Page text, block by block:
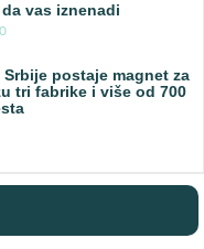
vas iznenadi
postaje magnet za
tri fabrike i više od 700